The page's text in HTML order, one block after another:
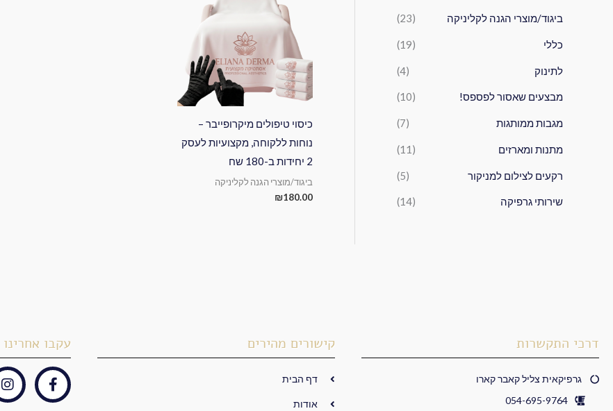
ו
ביגוד/מוצרי הגנה לקליניקה (23)
כללי (19)
לתינוק (4)
מבצעים שאסור לפספס! (10)
מגבות ממותגות (7)
מתנות ומארזים (11)
רקעים לצילום למניקור (5)
שירותי גרפיקה (14)
כיסוי טיפולים מיקרופייבר –
נוחות ללקוחה, מקצועיות לעסק
2 יחידות ב-180 שח
ביגוד/מוצרי הגנה לקליניקה
₪180.00
דרכי התקשרות
גרפיקאית צליל קאבר קארו
054-695-9764
קישורים מהירים
דף הבית
אודות
עקבו אחרינו
F
a
I
n